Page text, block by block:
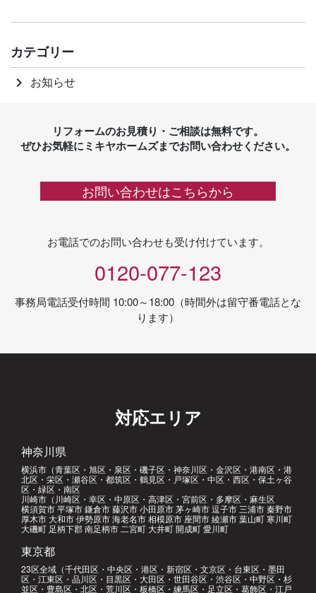
カテゴリー
keyboard_arrow_right お知らせ
リフォームのお見積り・ご相談は無料です。
ぜひお気軽にミキヤホームズまでお問い合わせください。
お問い合わせはこちらから
お電話でのお問い合わせも受け付けています。
0120-077-123
事務局電話受付時間 10:00～18:00（時間外は留守番電話とな
ります）
対応エリア
神奈川県
横浜市（青葉区・旭区・泉区・磯子区・神奈川区・金沢区・港南区・港
北区・栄区・瀬谷区・都筑区・鶴見区・戸塚区・中区・西区・保土ヶ谷
区・緑区・南区
川崎市（川崎区・幸区・中原区・高津区・宮前区・多摩区・麻生区
横須賀市 平塚市 鎌倉市 藤沢市 小田原市 茅ヶ崎市 逗子市 三浦市 秦野市
厚木市 大和市 伊勢原市 海老名市 相模原市 座間市 綾瀬市 葉山町 寒川町
大磯町 足柄下郡 南足柄市 二宮町 大井町 開成町 愛川町
東京都
23区全域（千代田区・中央区・港区・新宿区・文京区・台東区・墨田
区・江東区・品川区・目黒区・大田区・世田谷区・渋谷区・中野区・杉
並区・豊島区・北区・荒川区・板橋区・練馬区・足立区・葛飾区・江戸